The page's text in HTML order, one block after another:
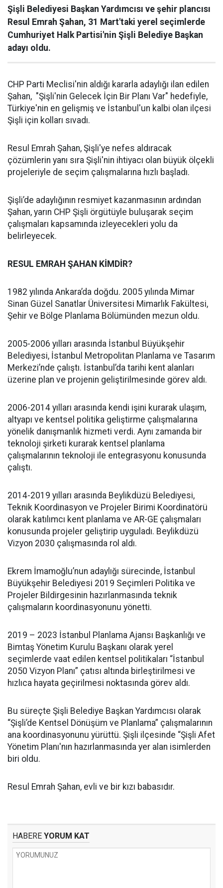
Şişli Belediyesi Başkan Yardımcısı ve şehir plancısı
Resul Emrah Şahan, 31 Mart'taki yerel seçimlerde
Cumhuriyet Halk Partisi'nin Şişli Belediye Başkan
adayı oldu.
CHP Parti Meclisi'nin aldığı kararla adaylığı ilan edilen
Şahan, "Şişli'nin Gelecek İçin Bir Planı Var" hedefiyle,
Türkiye'nin en gelişmiş ve İstanbul'un kalbi olan ilçesi
Şişli için kolları sıvadı.
Resul Emrah Şahan, Şişli'ye nefes aldıracak
çözümlerin yanı sıra Şişli'nin ihtiyacı olan büyük ölçekli
projeleriyle de seçim çalışmalarına hızlı başladı.
Şişli’de adaylığının resmiyet kazanmasının ardından
Şahan, yarın CHP Şişli örgütüyle buluşarak seçim
çalışmaları kapsamında izleyecekleri yolu da
belirleyecek.
RESUL EMRAH ŞAHAN KİMDİR?
1982 yılında Ankara’da doğdu. 2005 yılında Mimar
Sinan Güzel Sanatlar Üniversitesi Mimarlık Fakültesi,
Şehir ve Bölge Planlama Bölümünden mezun oldu.
2005-2006 yılları arasında İstanbul Büyükşehir
Belediyesi, İstanbul Metropolitan Planlama ve Tasarım
Merkezi’nde çalıştı. İstanbul’da tarihi kent alanları
üzerine plan ve projenin geliştirilmesinde görev aldı.
2006-2014 yılları arasında kendi işini kurarak ulaşım,
altyapı ve kentsel politika geliştirme çalışmalarına
yönelik danışmanlık hizmeti verdi. Aynı zamanda bir
teknoloji şirketi kurarak kentsel planlama
çalışmalarının teknoloji ile entegrasyonu konusunda
çalıştı.
2014-2019 yılları arasında Beylikdüzü Belediyesi,
Teknik Koordinasyon ve Projeler Birimi Koordinatörü
olarak katılımcı kent planlama ve AR-GE çalışmaları
konusunda projeler geliştirip uyguladı. Beylikdüzü
Vizyon 2030 çalışmasında rol aldı.
Ekrem İmamoğlu’nun adaylığı sürecinde, İstanbul
Büyükşehir Belediyesi 2019 Seçimleri Politika ve
Projeler Bildirgesinin hazırlanmasında teknik
çalışmaların koordinasyonunu yönetti.
2019 – 2023 İstanbul Planlama Ajansı Başkanlığı ve
Bimtaş Yönetim Kurulu Başkanı olarak yerel
seçimlerde vaat edilen kentsel politikaları “İstanbul
2050 Vizyon Planı” çatısı altında birleştirilmesi ve
hızlıca hayata geçirilmesi noktasında görev aldı.
Bu süreçte Şişli Belediye Başkan Yardımcısı olarak
“Şişli’de Kentsel Dönüşüm ve Planlama” çalışmalarının
ana koordinasyonunu yürüttü. Şişli ilçesinde “Şişli Afet
Yönetim Planı'nın hazırlanmasında yer alan isimlerden
biri oldu.
Resul Emrah Şahan, evli ve bir kızı babasıdır.
HABERE YORUM KAT